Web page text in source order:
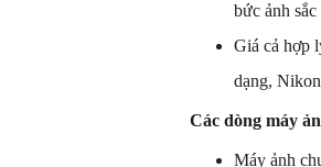
bức ảnh
Giá cả hợp
dạng,
Các dòng máy
Máy ảnh